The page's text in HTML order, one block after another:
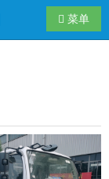
导航切换
菜单